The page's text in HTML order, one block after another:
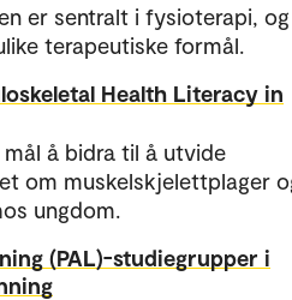
er sentralt i fysioterapi, og
terapeutiske formål.
Health Literacy in
å bidra til å utvide
om muskelskjelettplager
ungdom.
(PAL)-studiegrupper i